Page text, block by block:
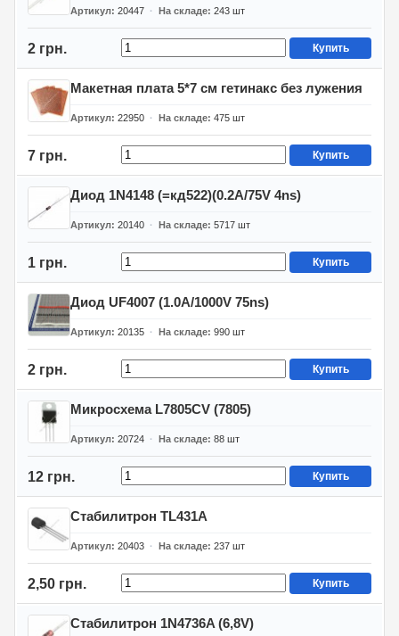
Артикул 20447 На складе 243 шт
2 грн. Купить
Макетная плата 5*7 см гетинакс без лужения
Артикул 22950 На складе 475 шт
7 грн. Купить
Диод 1N4148 (=кд522)(0.2A/75V 4ns)
Артикул 20140 На складе 5717 шт
1 грн. Купить
Диод UF4007 (1.0А/1000V 75ns)
Артикул 20135 На складе 990 шт
2 грн. Купить
Микросхема L7805CV (7805)
Артикул 20724 На складе 88 шт
12 грн. Купить
Стабилитрон TL431A
Артикул 20403 На складе 237 шт
2,50 грн. Купить
Стабилитрон 1N4736A (6,8V)